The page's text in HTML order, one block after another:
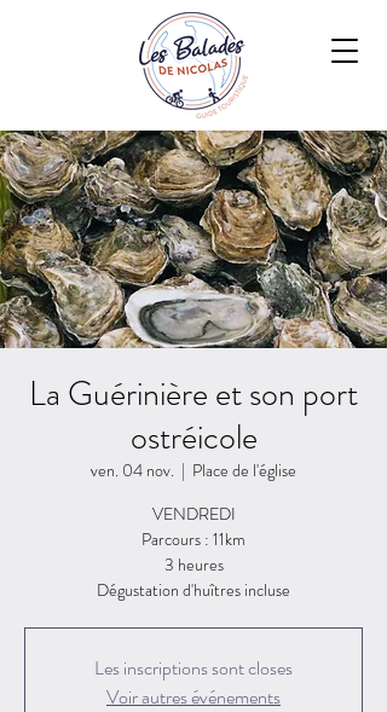
La Guérinière et son port
ostréicole
ven. 04 nov.
  |
Place de l'église
VENDREDI
Parcours : 11km
3 heures
Dégustation d'huîtres incluse
Les inscriptions sont closes
Voir autres événements